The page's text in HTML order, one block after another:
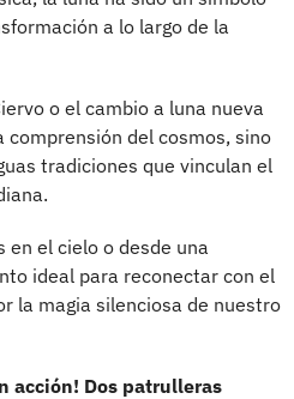
a lo largo de la
o el cambio a luna nueva
comprensión del cosmos, sino
tradiciones que vinculan el
en el cielo o desde una
ideal para reconectar con el
la magia silenciosa de nuestro
acción! Dos patrulleras